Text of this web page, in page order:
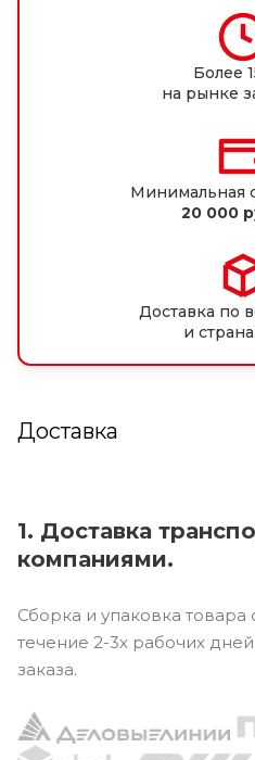
Более
на рынке
Минимальная
20 000
Доставка по
и
Доставка
1. Доставка
компаниями.
Сборка и упаковка товара
течение 2-3х рабочих
заказа.